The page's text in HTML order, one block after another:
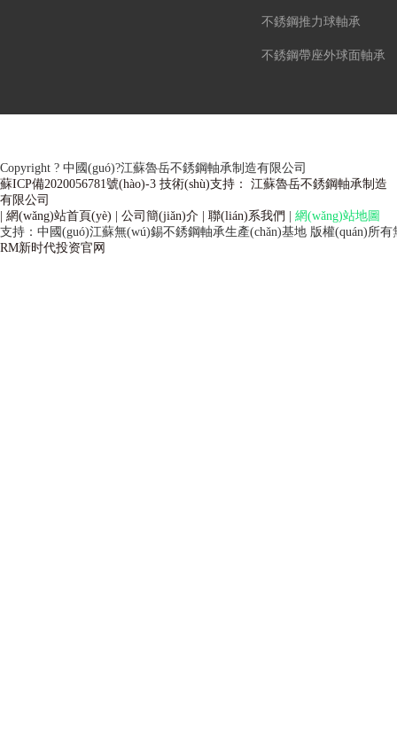
不銹鋼推力球軸承
不銹鋼帶座外球面軸承
Copyright ? 中國(guó)?江蘇魯岳不銹鋼軸承制造有限公司
蘇ICP備2020056781號(hào)-3 技術(shù)支持： 江蘇魯岳不銹鋼軸承制造
有限公司
| 網(wǎng)站首頁(yè) | 公司簡(jiǎn)介 | 聯(lián)系我們 | 網(wǎng)站地圖
支持：中國(guó)江蘇無(wú)錫不銹鋼軸承生產(chǎn)基地 版權(quán)所有
RM新时代投资官网